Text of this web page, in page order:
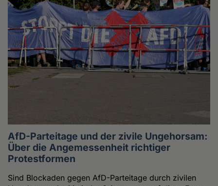
AfD-Parteitage und der zivile Ungehorsam:
Über die Angemessenheit richtiger
Protestformen
Sind Blockaden gegen AfD-Parteitage durch zivilen